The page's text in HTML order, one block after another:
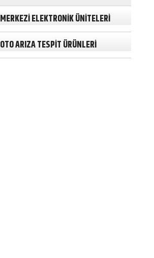
MERKEZİ ELEKTRONİK ÜNİTELERİ
OTO ARIZA TESPİT ÜRÜNLERİ